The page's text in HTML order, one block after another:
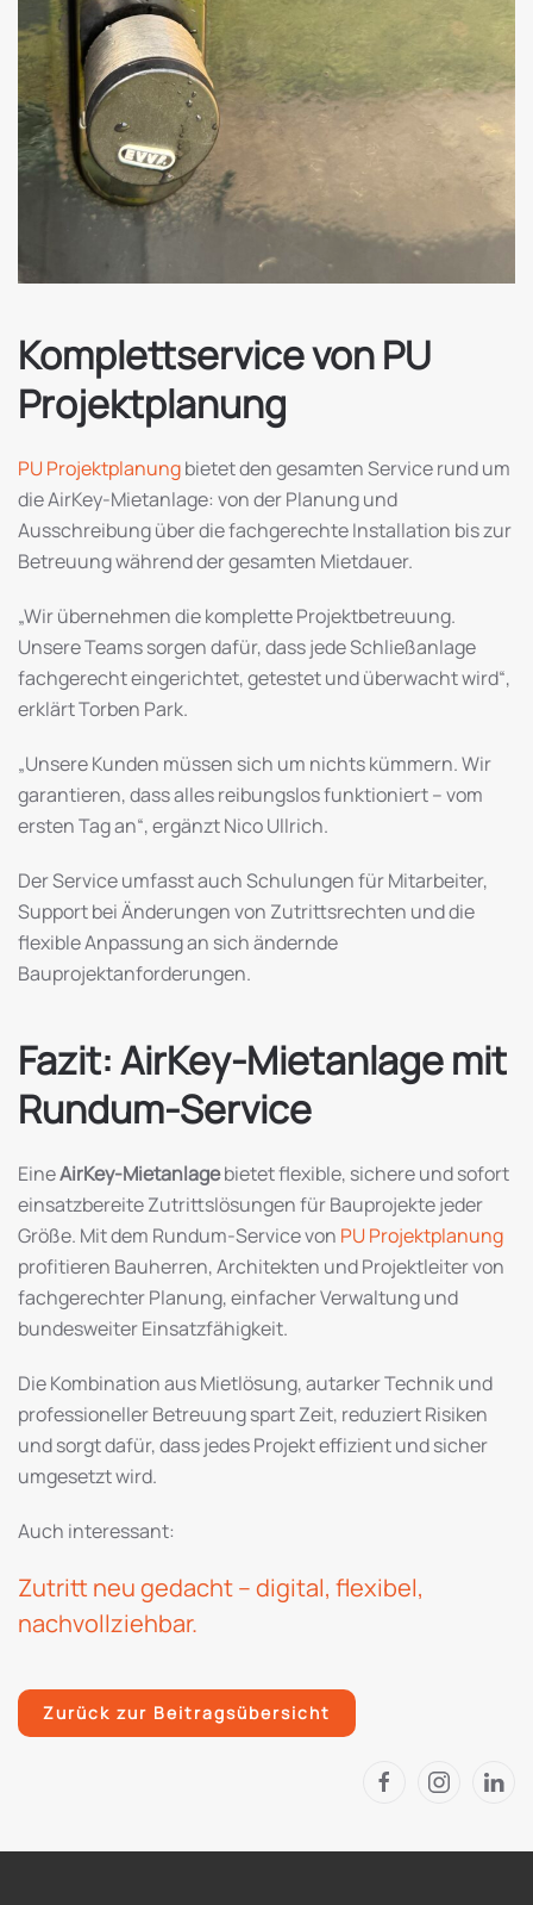
Komplettservice von PU
Projektplanung
PU Projektplanungbietet den gesamten Service rund um
die AirKey-Mietanlage: von der Planung und
Ausschreibung über die fachgerechte Installation bis zur
Betreuung während der gesamten Mietdauer.
„Wir übernehmen die komplette Projektbetreuung.
Unsere Teams sorgen dafür, dass jede Schließanlage
fachgerecht eingerichtet, getestet und überwacht wird“,
erklärt Torben Park.
„Unsere Kunden müssen sich um nichts kümmern. Wir
garantieren, dass alles reibungslos funktioniert – vom
ersten Tag an“, ergänzt Nico Ullrich.
Der Service umfasst auch Schulungen für Mitarbeiter,
Support bei Änderungen von Zutrittsrechten und die
flexible Anpassung an sich ändernde
Bauprojektanforderungen.
Fazit: AirKey-Mietanlage mit
Rundum-Service
EineAirKey-Mietanlagebietet flexible, sichere und sofort
einsatzbereite Zutrittslösungen für Bauprojekte jeder
Größe. Mit dem Rundum-Service von PU Projektplanung
profitieren Bauherren, Architekten und Projektleiter von
fachgerechter Planung, einfacher Verwaltung und
bundesweiter Einsatzfähigkeit.
Die Kombination aus Mietlösung, autarker Technik und
professioneller Betreuung spart Zeit, reduziert Risiken
und sorgt dafür, dass jedes Projekt effizient und sicher
umgesetzt wird.
Auch interessant:
Zutritt neu gedacht – digital, flexibel,
nachvollziehbar.
Zurück zur Beitragsübersicht